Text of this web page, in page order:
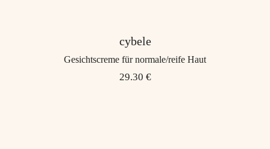
cybele
Gesichtscreme für normale/reife Haut
29.30 €